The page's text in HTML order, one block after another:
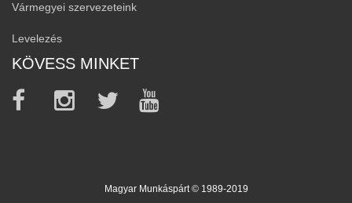
Vármegyei szervezeteink
Levelezés
KÖVESS MINKET
Magyar Munkáspárt © 1989-2019